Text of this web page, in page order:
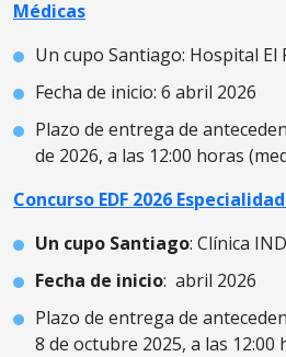
Médicas
Un cupo Santiago: Hospital El
Fecha de inicio: 6 abril 2026
Plazo de entrega de
de 2026, a las 12:00 horas
Concurso EDF 2026
Un cupo Santiago: Clínica
Fecha de inicio: abril 2026
Plazo de entrega de
8 de octubre 2025, a las 12:00